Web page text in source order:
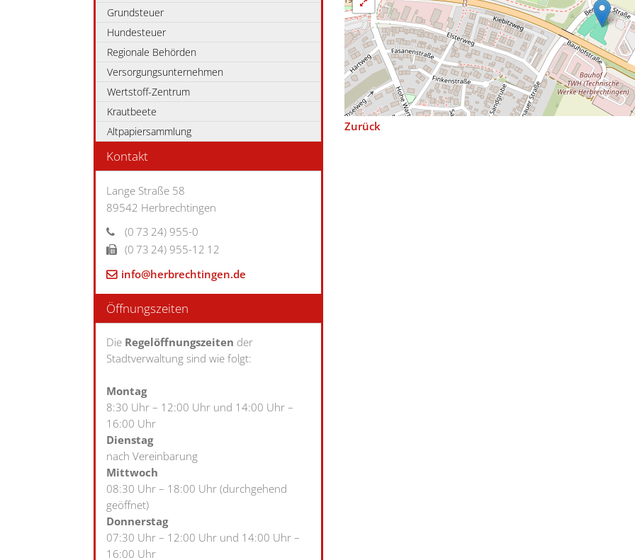
Grundsteuer
Hundesteuer
Regionale Behörden
Versorgungsunternehmen
Wertstoff-Zentrum
Krautbeete
Altpapiersammlung
Kontakt
Lange Straße 58
89542 Herbrechtingen
(0 73 24) 955-0
(0 73 24) 955-12 12
info@herbrechtingen.de
Öffnungszeiten
Die Regelöffnungszeiten der
Stadtverwaltung sind wie folgt:
Montag
8:30 Uhr – 12:00 Uhr und 14:00 Uhr –
16:00 Uhr
Dienstag
nach Vereinbarung
Mittwoch
08:30 Uhr – 18:00 Uhr (durchgehend
geöffnet)
Donnerstag
07:30 Uhr – 12:00 Uhr und 14:00 Uhr –
16:00 Uhr
Zurück